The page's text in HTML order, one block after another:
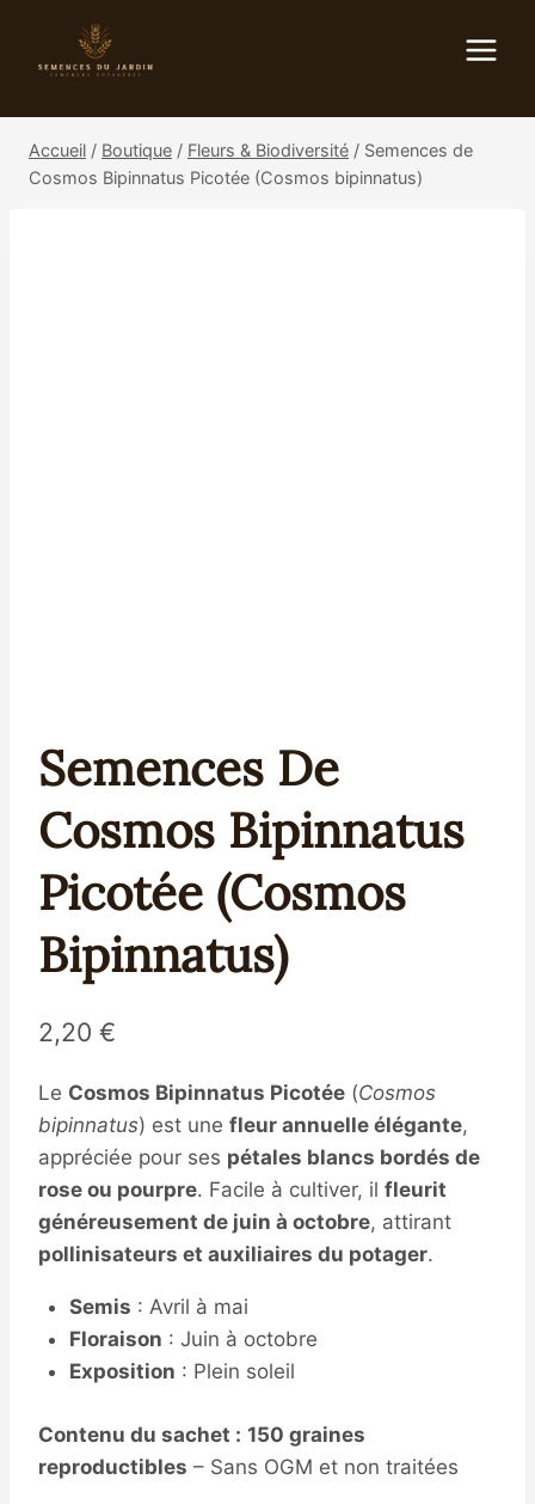
contenu
Accueil / Boutique / Fleurs & Biodiversité / Semences de
Cosmos Bipinnatus Picotée (Cosmos bipinnatus)
Semences De
Cosmos Bipinnatus
Picotée (Cosmos
Bipinnatus)
2,20 €
Le Cosmos Bipinnatus Picotée (Cosmos
bipinnatus) est une fleur annuelle élégante,
appréciée pour ses pétales blancs bordés de
rose ou pourpre. Facile à cultiver, il fleurit
généreusement de juin à octobre, attirant
pollinisateurs et auxiliaires du potager.
Semis : Avril à mai
Floraison : Juin à octobre
Exposition : Plein soleil
Contenu du sachet : 150 graines
reproductibles – Sans OGM et non traitées